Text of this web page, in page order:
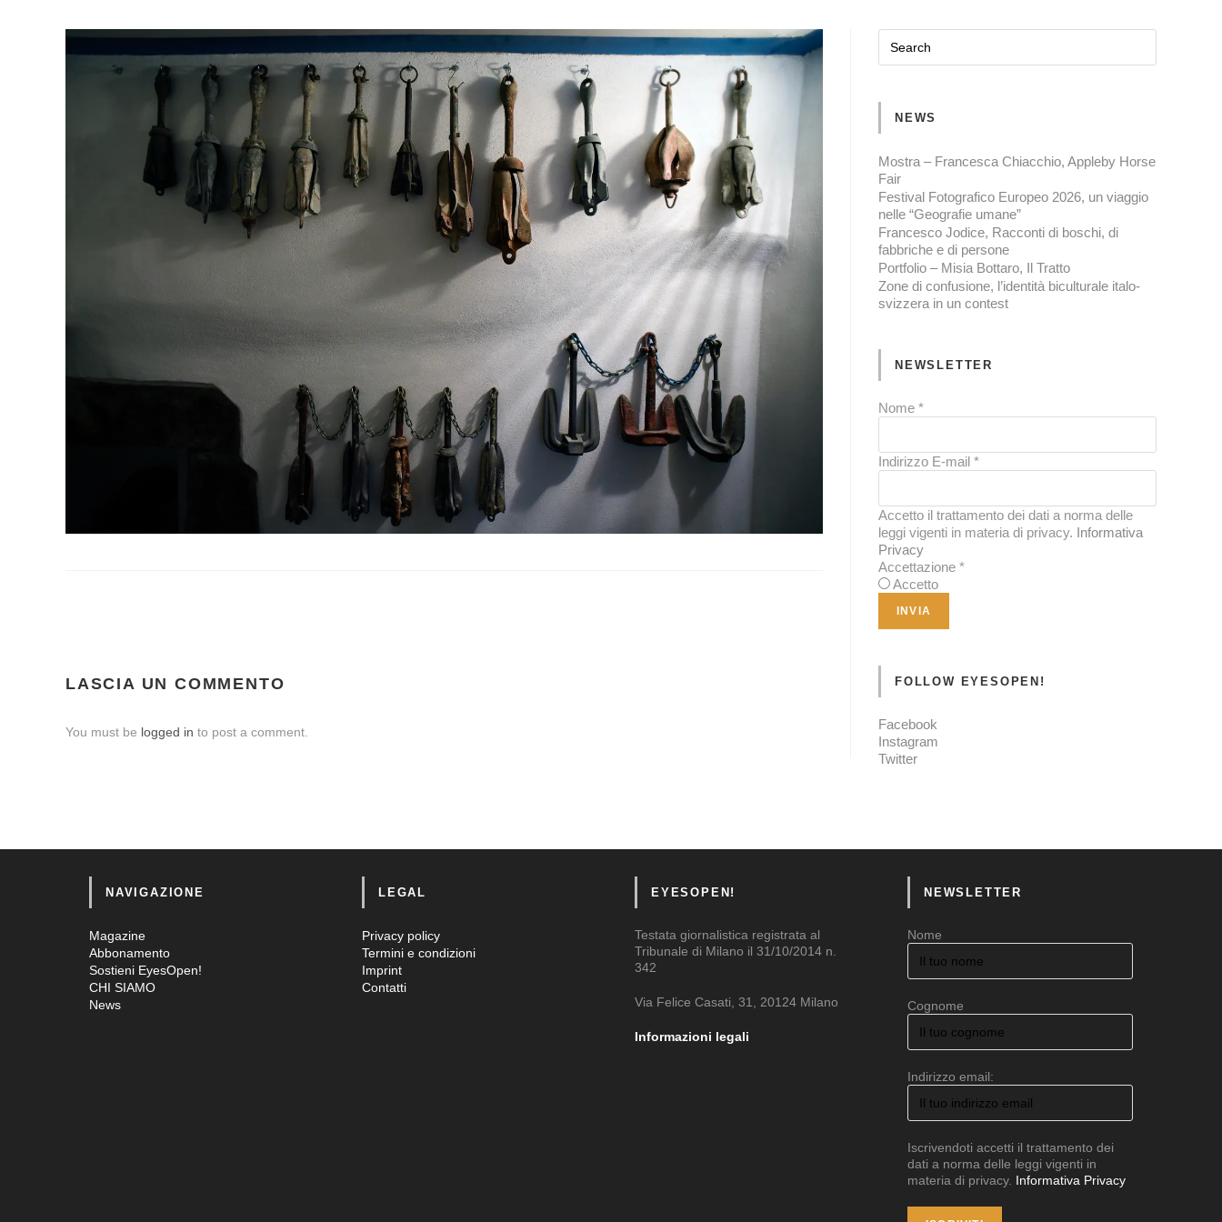
LASCIA UN COMMENTO
You must be logged in to post a comment.
NEWS
Mostra – Francesca Chiacchio, Appleby Horse
Fair
Festival Fotografico Europeo 2026, un viaggio
nelle “Geografie umane”
Francesco Jodice, Racconti di boschi, di
fabbriche e di persone
Portfolio – Misia Bottaro, Il Tratto
Zone di confusione, l’identità biculturale italo-
svizzera in un contest
NEWSLETTER
Nome *
Indirizzo E-mail *
Accetto il trattamento dei dati a norma delle
leggi vigenti in materia di privacy. Informativa
Privacy
Accettazione *
Accetto
FOLLOW EYESOPEN!
Facebook
Instagram
Twitter
NAVIGAZIONE
Magazine
Abbonamento
Sostieni EyesOpen!
CHI SIAMO
News
LEGAL
Privacy policy
Termini e condizioni
Imprint
Contatti
EYESOPEN!
Testata giornalistica registrata al
Tribunale di Milano il 31/10/2014 n.
342
Via Felice Casati, 31, 20124 Milano
Informazioni legali
NEWSLETTER
Nome
Cognome
Indirizzo email:
Iscrivendoti accetti il trattamento dei
dati a norma delle leggi vigenti in
materia di privacy. Informativa Privacy